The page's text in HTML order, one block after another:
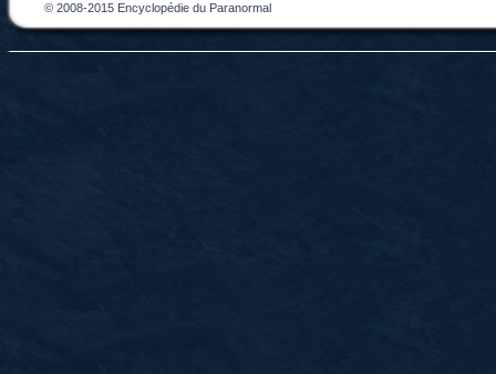
© 2008-2015 Encyclopédie du Paranormal